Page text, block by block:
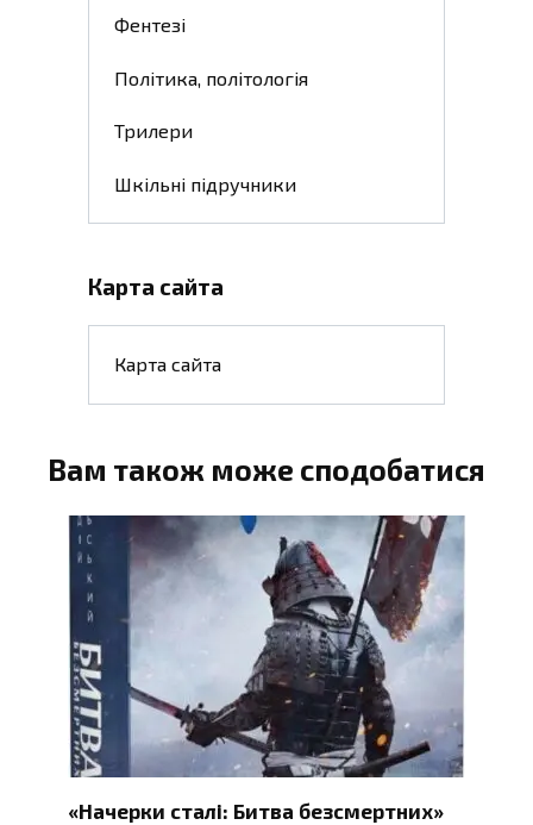
Фентезі
Політика, політологія
Трилери
Шкільні підручники
Карта сайта
Карта сайта
Вам також може сподобатися
«Начерки сталі: Битва безсмертних»